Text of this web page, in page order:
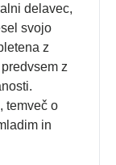
delavec,
svojo
z
z
temveč o
in